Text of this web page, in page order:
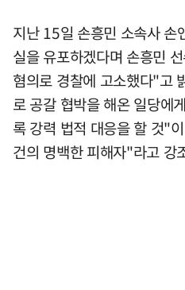
지난 15일 손흥민 소속사
실을 유포하겠다며 손흥민
혐의로 경찰에 고소했다"고
로 공갈 협박을 해온 일당에
록 강력 법적 대응을 할 것"
건의 명백한 피해자"라고 강